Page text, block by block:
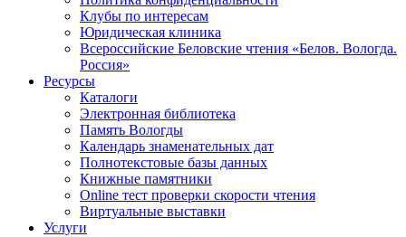
Клубы по интересам
Юридическая клиника
Всероссийские Беловские чтения «Белов. Вологда.
Россия»
Ресурсы
Каталоги
Электронная библиотека
Память Вологды
Календарь знаменательных дат
Полнотекстовые базы данных
Книжные памятники
Online тест проверки скорости чтения
Виртуальные выставки
Услуги